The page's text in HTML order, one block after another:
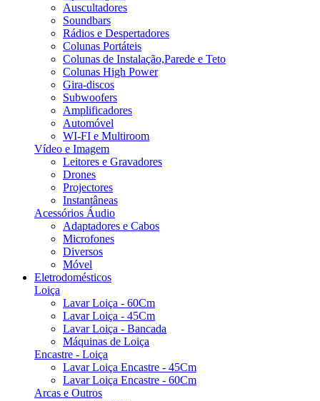
Auscultadores
Soundbars
Rádios e Despertadores
Colunas Portáteis
Colunas de Instalação,Parede e Teto
Colunas High Power
Gira-discos
Subwoofers
Amplificadores
Automóvel
WI-FI e Multiroom
Vídeo e Imagem
Leitores e Gravadores
Drones
Projectores
Instantâneas
Acessórios Áudio
Adaptadores e Cabos
Microfones
Diversos
Móvel
Eletrodomésticos
Loiça
Lavar Loiça - 60Cm
Lavar Loiça - 45Cm
Lavar Loiça - Bancada
Máquinas de Loiça
Encastre - Loiça
Lavar Loiça Encastre - 45Cm
Lavar Loiça Encastre - 60Cm
Arcas e Outros